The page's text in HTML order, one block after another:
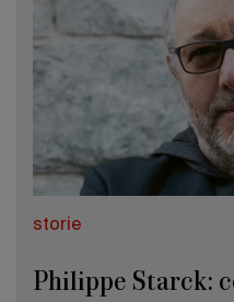
storie
Philippe Starck: